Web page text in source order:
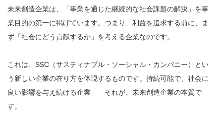
未来創造企業は、「事業を通じた継続的な社会課題の解決」を事
業目的の第一に掲げています。つまり、利益を追求する前に、ま
ず「社会にどう貢献するか」を考える企業なのです。
これは、SSC（サスティナブル・ソーシャル・カンパニー）とい
う新しい企業の在り方を体現するものです。持続可能で、社会に
良い影響を与え続ける企業――それが、未来創造企業の本質で
す。